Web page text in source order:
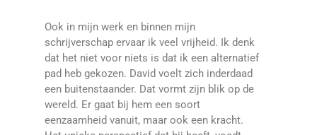
Ook in mijn werk en binnen mijn
schrijverschap ervaar ik veel vrijheid. Ik denk
dat het niet voor niets is dat ik een alternatief
pad heb gekozen. David voelt zich inderdaad
een buitenstaander. Dat vormt zijn blik op de
wereld. Er gaat bij hem een soort
eenzaamheid vanuit, maar ook een kracht.